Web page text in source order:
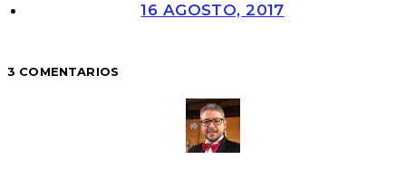
16 AGOSTO, 2017
3 COMENTARIOS